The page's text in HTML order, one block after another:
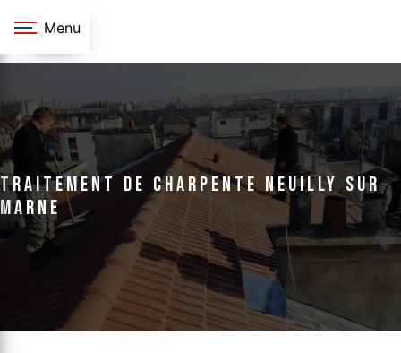
Menu
traitement de charpente Neuilly sur
marne